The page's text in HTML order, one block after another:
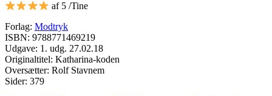
af 5 /Tine
Forlag: Modtryk
ISBN: 9788771469219
Udgave: 1. udg. 27.02.18
Originaltitel: Katharina-koden
Oversætter: Rolf Stavnem
Sider: 379